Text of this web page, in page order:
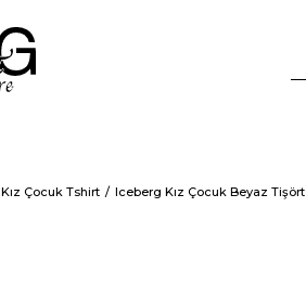
Kız Çocuk Tshirt Iceberg Kız Çocuk Beyaz Tişört